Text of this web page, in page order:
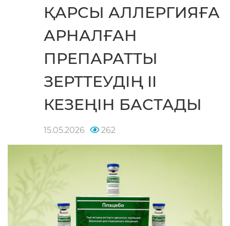
ҚАРСЫ АЛЛЕРГИЯҒА
АРНАЛҒАН
ПРЕПАРАТТЫ
ЗЕРТТЕУДІҢ II
КЕЗЕҢІН БАСТАДЫ
15.05.2026 262